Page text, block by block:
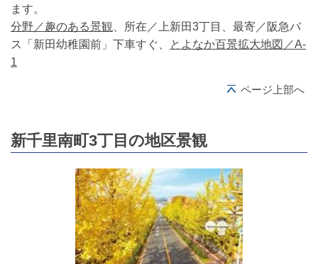
ます。
分野／趣のある景観 、所在／上新田3丁目、最寄／阪急バ
ス「新田幼稚園前」下車すぐ、
とよなか百景拡大地図／A-
1
ページ上部へ
新千里南町3丁目の地区景観